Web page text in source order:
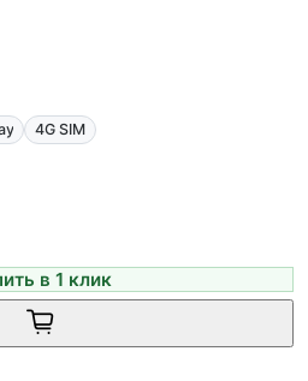
4G SIM
в 1 клик